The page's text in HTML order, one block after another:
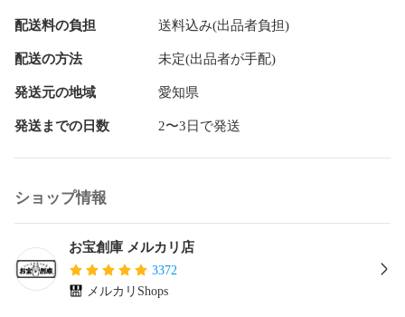
配送料の負担 送料込み(出品者負担)
配送の方法 未定(出品者が手配)
発送元の地域 愛知県
発送までの日数 2〜3日で発送
ショップ情報
お宝創庫 メルカリ店
3372
メルカリShops